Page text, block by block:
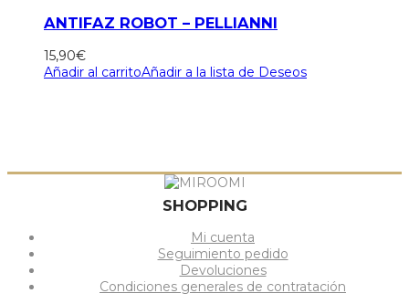
ANTIFAZ ROBOT – PELLIANNI
15,90€
Añadir al carritoAñadir a la lista de Deseos
SHOPPING
Mi cuenta
Seguimiento pedido
Devoluciones
Condiciones generales de contratación